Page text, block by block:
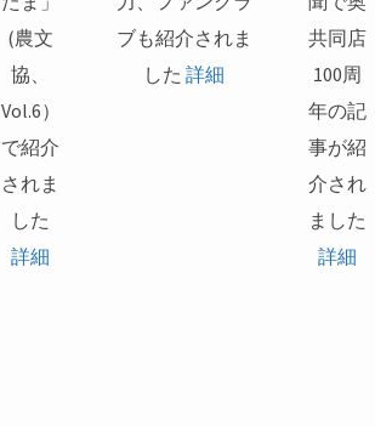
(農文
協、
Vol.6）
で紹介
されま
した
詳細
ブも紹介されま
した詳細
共同店
100周
年の記
事が紹
介され
ました
詳細